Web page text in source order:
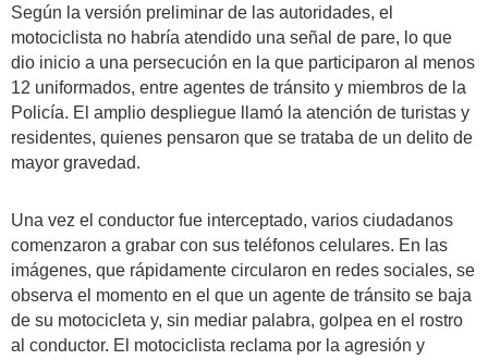
Según la versión preliminar de las autoridades, el
motociclista no habría atendido una señal de pare, lo que
dio inicio a una persecución en la que participaron al menos
12 uniformados, entre agentes de tránsito y miembros de la
Policía. El amplio despliegue llamó la atención de turistas y
residentes, quienes pensaron que se trataba de un delito de
mayor gravedad.
Una vez el conductor fue interceptado, varios ciudadanos
comenzaron a grabar con sus teléfonos celulares. En las
imágenes, que rápidamente circularon en redes sociales, se
observa el momento en el que un agente de tránsito se baja
de su motocicleta y, sin mediar palabra, golpea en el rostro
al conductor. El motociclista reclama por la agresión y